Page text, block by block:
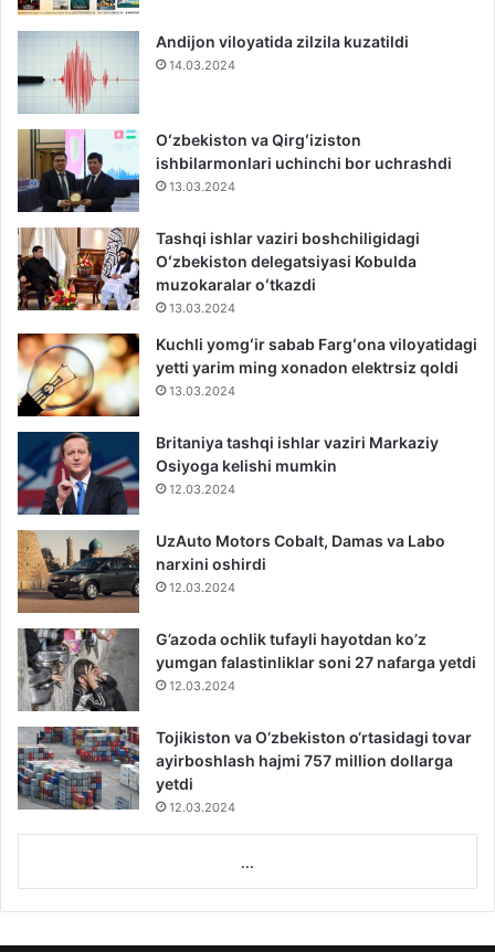
Andijon viloyatida zilzila kuzatildi
14.03.2024
Oʻzbekiston va Qirgʻiziston
ishbilarmonlari uchinchi bor uchrashdi
13.03.2024
Tashqi ishlar vaziri boshchiligidagi
Oʻzbekiston delegatsiyasi Kobulda
muzokaralar oʻtkazdi
13.03.2024
Kuchli yomgʻir sabab Fargʻona viloyatidagi
yetti yarim ming xonadon elektrsiz qoldi
13.03.2024
Britaniya tashqi ishlar vaziri Markaziy
Osiyoga kelishi mumkin
12.03.2024
UzAuto Motors Cobalt, Damas va Labo
narxini oshirdi
12.03.2024
G’azoda ochlik tufayli hayotdan ko’z
yumgan falastinliklar soni 27 nafarga yetdi
12.03.2024
Tojikiston va O‘zbekiston o‘rtasidagi tovar
ayirboshlash hajmi 757 million dollarga
yetdi
12.03.2024
...